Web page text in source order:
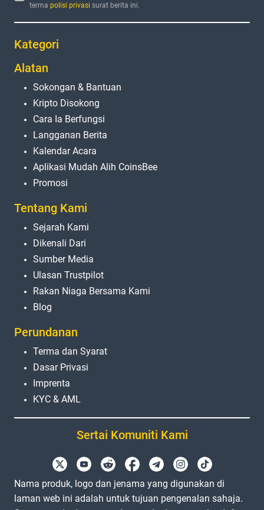
termapolisi privasi surat berita ini.
Kategori
Alatan
Sokongan & Bantuan
Kripto Disokong
Cara Ia Berfungsi
Langganan Berita
Kalendar Acara
Aplikasi Mudah Alih CoinsBee
Promosi
Tentang Kami
Sejarah Kami
Dikenali Dari
Sumber Media
Ulasan Trustpilot
Rakan Niaga Bersama Kami
Blog
Perundanan
Terma dan Syarat
Dasar Privasi
Imprenta
KYC & AML
Sertai Komuniti Kami
Nama produk, logo dan jenama yang digunakan di
laman web ini adalah untuk tujuan pengenalan sahaja.